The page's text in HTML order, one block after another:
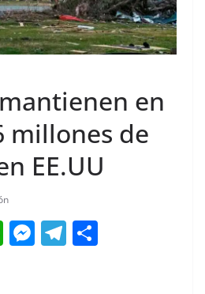
en
millones de
EE.UU
W M T